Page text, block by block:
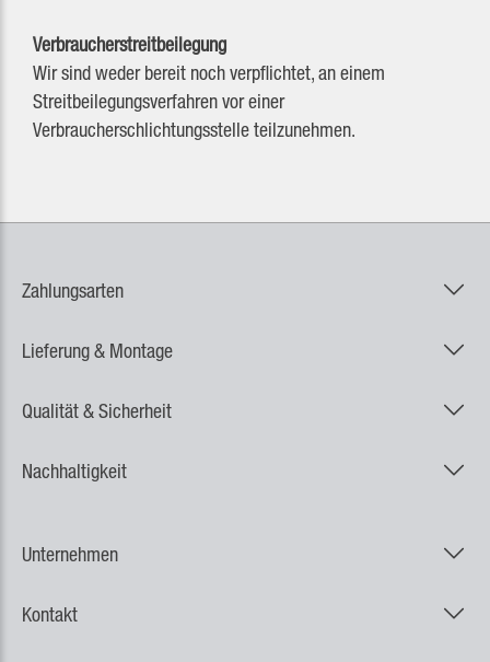
Verbraucherstreitbeilegung
Wir sind weder bereit noch verpflichtet, an einem
Streitbeilegungsverfahren vor einer
Verbraucherschlichtungsstelle teilzunehmen.
Zahlungsarten
Lieferung & Montage
Qualität & Sicherheit
Nachhaltigkeit
Unternehmen
Kontakt